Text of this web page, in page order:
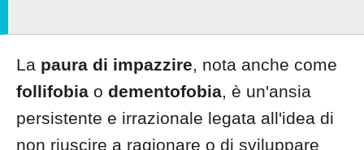
La paura di impazzire, nota anche come
follifobia o dementofobia, è un'ansia
persistente e irrazionale legata all'idea di
non riuscire a ragionare o di sviluppare